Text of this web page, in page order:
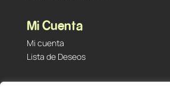
Mi Cuenta
Mi cuenta
Lista de Deseos